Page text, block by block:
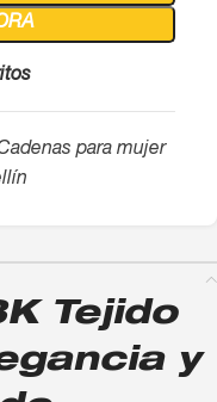
para mujer
Tejido
y